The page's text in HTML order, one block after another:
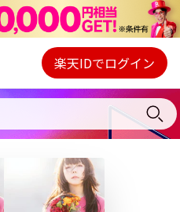
Webプレイヤー
ご契約内容の確認・変更
楽天IDでログイン